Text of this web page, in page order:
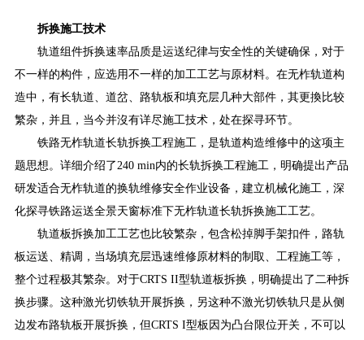
拆换施工技术
轨道组件拆换速率品质是运送纪律与安全性的关键确保，对于
不一样的构件，应选用不一样的加工工艺与原材料。在无柞轨道构
造中，有长轨道、道岔、路轨板和填充层几种大部件，其更換比较
繁杂，并且，当今并沒有详尽施工技术，处在探寻环节。
铁路无柞轨道长轨拆换工程施工，是轨道构造维修中的这项主
题思想。详细介绍了240 min内的长轨拆换工程施工，明确提出产品
研发适合无柞轨道的换轨维修安全作业设备，建立机械化施工，深
化探寻铁路运送全景天窗标准下无柞轨道长轨拆换施工工艺。
轨道板拆换加工工艺也比较繁杂，包含松掉脚手架扣件，路轨
板运送、精调，当场填充层迅速维修原材料的制取、工程施工等，
整个过程极其繁杂。对于CRTS II型轨道板拆换，明确提出了二种拆
换步骤。这种激光切铁轨开展拆换，另这种不激光切铁轨只是从侧
边发布路轨板开展拆换，但CRTS I型板因为凸台限位开关，不可以